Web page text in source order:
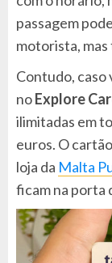
passagem
motorista, mas
Contudo, caso
noExplore
ilimitadas em
euros. O
loja da Malta
ficam na porta